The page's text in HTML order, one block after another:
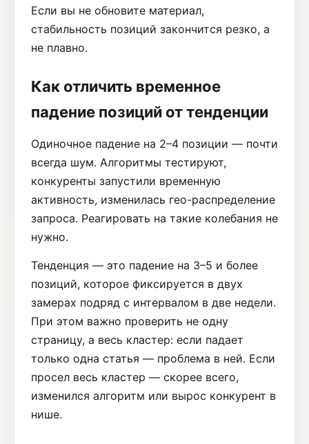
Если вы не обновите материал,
стабильность позиций закончится резко, а
не плавно.
Как отличить временное
падение позиций от тенденции
Одиночное падение на 2–4 позиции — почти
всегда шум. Алгоритмы тестируют,
конкуренты запустили временную
активность, изменилась гео-распределение
запроса. Реагировать на такие колебания не
нужно.
Тенденция — это падение на 3–5 и более
позиций, которое фиксируется в двух
замерах подряд с интервалом в две недели.
При этом важно проверить не одну
страницу, а весь кластер: если падает
только одна статья — проблема в ней. Если
просел весь кластер — скорее всего,
изменился алгоритм или вырос конкурент в
нише.